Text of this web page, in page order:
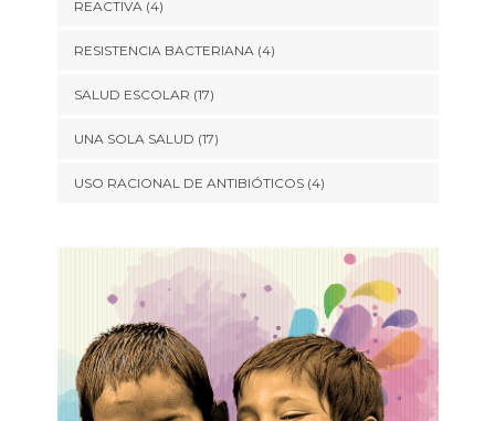
REACTIVA(4)
RESISTENCIA BACTERIANA(4)
SALUD ESCOLAR (17)
UNA SOLA SALUD (17)
USO RACIONAL DE ANTIBIÓTICOS(4)